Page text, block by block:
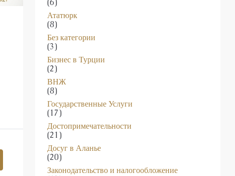
Аренда
(6)
Ататюрк
(8)
Без категории
(3)
Бизнес в Турции
(2)
ВНЖ
(8)
Государственные Услуги
(17)
Достопримечательности
(21)
Досуг в Аланье
(20)